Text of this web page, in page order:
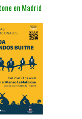
en Madrid